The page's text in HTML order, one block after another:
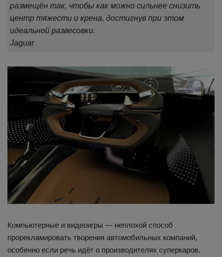
размещён так, чтобы как можно сильнее снизить
центр тяжести и крена, достигнув при этом
идеальной развесовки.
Jaguar
Компьютерные и видеоигры — неплохой способ
прорекламировать творения автомобильных компаний,
особенно если речь идёт о производителях суперкаров.